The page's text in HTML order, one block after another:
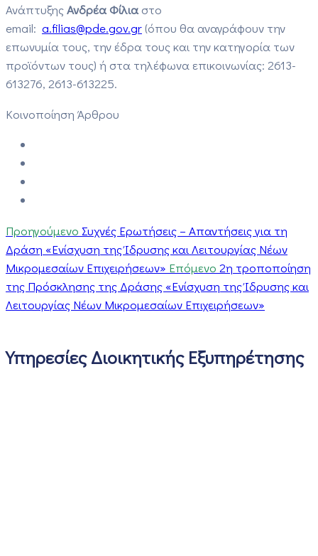
ΑνάπτυξηςΑνδρέα Φίλιαστο
email: a.filias@pde.gov.gr(όπου θα αναγράφουν την
επωνυμία τους, την έδρα τους και την κατηγορία των
προϊόντων τους) ή στα τηλέφωνα επικοινωνίας: 2613-
613276, 2613-613225.
Κοινοποίηση Άρθρου
Προηγούμενο Συχνές Ερωτήσεις – Απαντήσεις για τη
Δράση «Ενίσχυση της Ίδρυσης και Λειτουργίας Νέων
Μικρομεσαίων Επιχειρήσεων» Επόμενο 2η τροποποίηση
της Πρόσκλησης της Δράσης «Ενίσχυση της Ίδρυσης και
Λειτουργίας Νέων Μικρομεσαίων Επιχειρήσεων»
Υπηρεσίες Διοικητικής Εξυπηρέτησης